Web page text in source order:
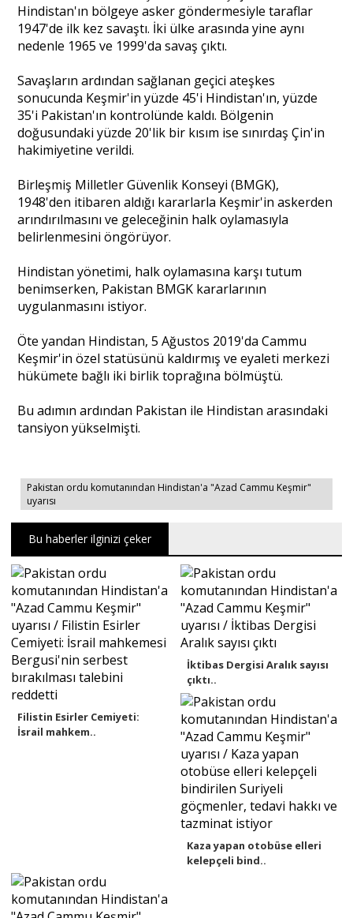
Hindistan'ın bölgeye asker göndermesiyle taraflar
1947'de ilk kez savaştı. İki ülke arasında yine aynı
nedenle 1965 ve 1999'da savaş çıktı.
Savaşların ardından sağlanan geçici ateşkes
sonucunda Keşmir'in yüzde 45'i Hindistan'ın, yüzde
35'i Pakistan'ın kontrolünde kaldı. Bölgenin
doğusundaki yüzde 20'lik bir kısım ise sınırdaş Çin'in
hakimiyetine verildi.
Birleşmiş Milletler Güvenlik Konseyi (BMGK),
1948'den itibaren aldığı kararlarla Keşmir'in askerden
arındırılmasını ve geleceğinin halk oylamasıyla
belirlenmesini öngörüyor.
Hindistan yönetimi, halk oylamasına karşı tutum
benimserken, Pakistan BMGK kararlarının
uygulanmasını istiyor.
Öte yandan Hindistan, 5 Ağustos 2019'da Cammu
Keşmir'in özel statüsünü kaldırmış ve eyaleti merkezi
hükümete bağlı iki birlik toprağına bölmüştü.
Bu adımın ardından Pakistan ile Hindistan arasındaki
tansiyon yükselmişti.
Pakistan ordu komutanından Hindistan'a "Azad Cammu Keşmir"
uyarısı
Bu haberler ilginizi çeker
Filistin Esirler Cemiyeti:
İsrail mahkem..
İktibas Dergisi Aralık sayısı
çıktı..
Kaza yapan otobüse elleri
kelepçeli bind..